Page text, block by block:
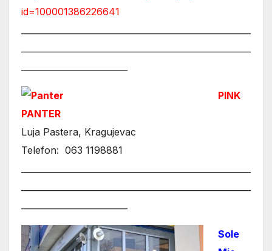
id=100001386226641
PINK
PANTER
Luja Pastera, Kragujevac
Telefon: 063 1198881
Sole